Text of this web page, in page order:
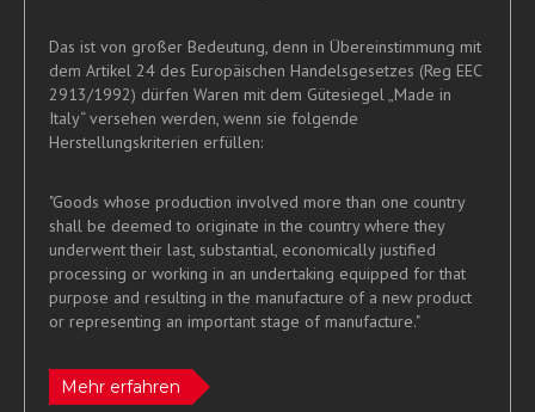
Das ist von großer Bedeutung, denn in Übereinstimmung mit
dem Artikel 24 des Europäischen Handelsgesetzes (Reg EEC
2913/1992) dürfen Waren mit dem Gütesiegel „Made in
Italy“ versehen werden, wenn sie folgende
Herstellungskriterien erfüllen:
"Goods whose production involved more than one country
shall be deemed to originate in the country where they
underwent their last, substantial, economically justified
processing or working in an undertaking equipped for that
purpose and resulting in the manufacture of a new product
or representing an important stage of manufacture."
Mehr erfahren